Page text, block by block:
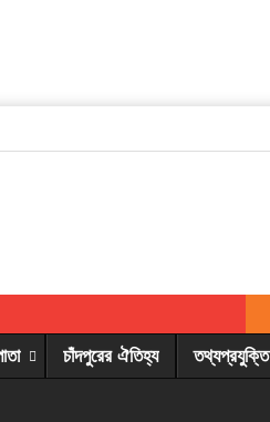
চাঁদপুরের ঐতিহ্য তথ্যপ্রযুক্তি